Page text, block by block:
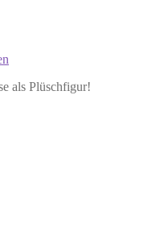
als Plüschfigur!